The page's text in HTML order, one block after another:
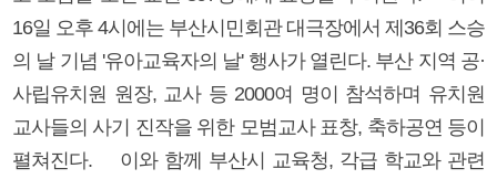
16일 오후 4시에는 부산시민회관 대극장에서 제36회 스승
의 날 기념 '유아교육자의 날' 행사가 열린다. 부산 지역 공·
사립유치원 원장, 교사 등 2000여 명이 참석하며 유치원
교사들의 사기 진작을 위한 모범교사 표창, 축하공연 등이
펼쳐진다. 이와 함께 부산시 교육청, 각급 학교와 관련